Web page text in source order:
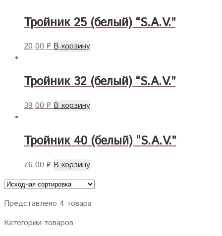
Тройник 25 (белый) “S.A.V.”
20,00₽ В корзину
Тройник 32 (белый) “S.A.V.”
39,00₽ В корзину
Тройник 40 (белый) “S.A.V.”
76,00₽ В корзину
Представлено 4 товара
Категории товаров